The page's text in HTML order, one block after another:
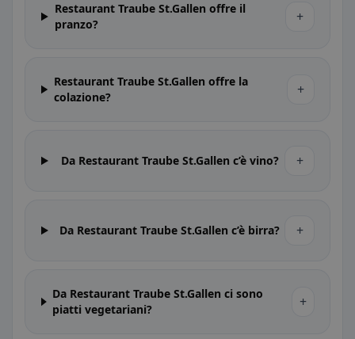
Restaurant Traube St.Gallen offre il
pranzo?
+
Restaurant Traube St.Gallen offre la
colazione?
+
Da Restaurant Traube St.Gallen c’è vino? +
Da Restaurant Traube St.Gallen c’è birra? +
Da Restaurant Traube St.Gallen ci sono
piatti vegetariani?
+